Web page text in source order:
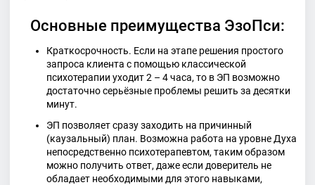
Основные преимущества ЭзоПси:
Краткосрочность. Если на этапе решения простого
запроса клиента с помощью классической
психотерапии уходит 2 – 4 часа, то в ЭП возможно
достаточно серьёзные проблемы решить за десятки
минут.
ЭП позволяет сразу заходить на причинный
(каузальный) план. Возможна работа на уровне Духа
непосредственно психотерапевтом, таким образом
можно получить ответ, даже если доверитель не
обладает необходимыми для этого навыками,